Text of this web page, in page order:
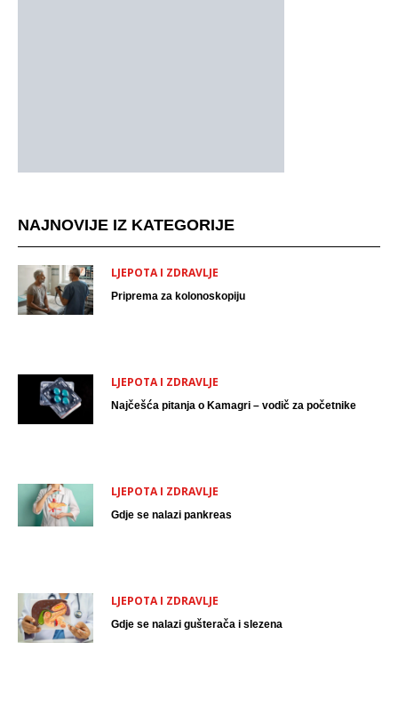
NAJNOVIJE IZ KATEGORIJE
LJEPOTA I ZDRAVLJE
Priprema za kolonoskopiju
LJEPOTA I ZDRAVLJE
Najčešća pitanja o Kamagri – vodič za početnike
LJEPOTA I ZDRAVLJE
Gdje se nalazi pankreas
LJEPOTA I ZDRAVLJE
Gdje se nalazi gušterača i slezena